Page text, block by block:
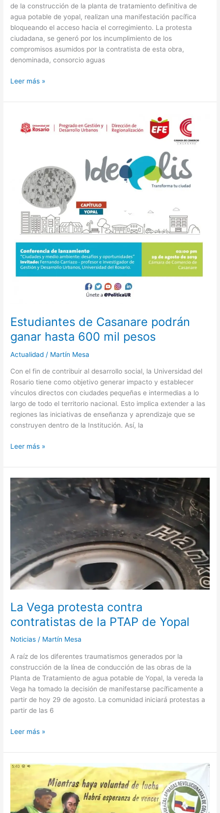
de la construcción de la planta de tratamiento definitiva de
agua potable de yopal, realizan una manifestación pacífica
bloqueando el acceso hacia el corregimiento. La protesta
ciudadana, se generó por los incumplimiento de los
compromisos asumidos por la contratista de esta obra,
denominada, consorcio aguas
Leer más »
Estudiantes de Casanare podrán
ganar hasta 600 mil pesos
Actualidad / Martín Mesa
Con el fin de contribuir al desarrollo social, la Universidad del
Rosario tiene como objetivo generar impacto y establecer
vínculos directos con ciudades pequeñas e intermedias a lo
largo de todo el territorio nacional. Esto implica extender a las
regiones las iniciativas de enseñanza y aprendizaje que se
construyen dentro de la Institución. Así, la
600
pesos
Leer más »
La Vega protesta contra
contratistas de la PTAP de Yopal
Noticias / Martín Mesa
A raíz de los diferentes traumatismos generados por la
construcción de la línea de conducción de las obras de la
Planta de Tratamiento de agua potable de Yopal, la vereda la
Vega ha tomado la decisión de manifestarse pacíficamente a
partir de hoy 29 de agosto. La comunidad iniciará protestas a
partir de las 6
La
Vega
protesta
contra
PTAP
de
Yopal
Leer más »
Iván
anuncia
de